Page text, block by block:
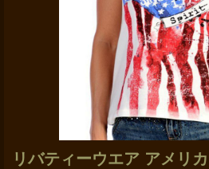
リバティーウエア アメリ